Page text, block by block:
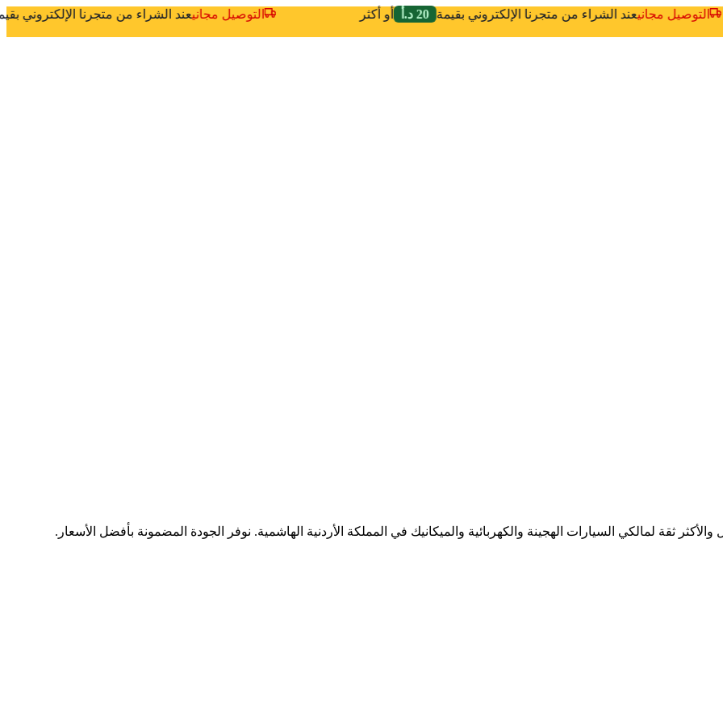
التوصيل مجانيعند الشراء من متجرنا الإلكتروني التوصيل مجانيعند الشراء من متجرنا الإلكتروني بقيمة 20 د.أ أو أكثر
ثقة لمالكي السيارات الهجينة والكهربائية والميكانيك في المملكة الأردنية الهاشمية. نوفر الجودة المضمونة بأفضل الأسعار.